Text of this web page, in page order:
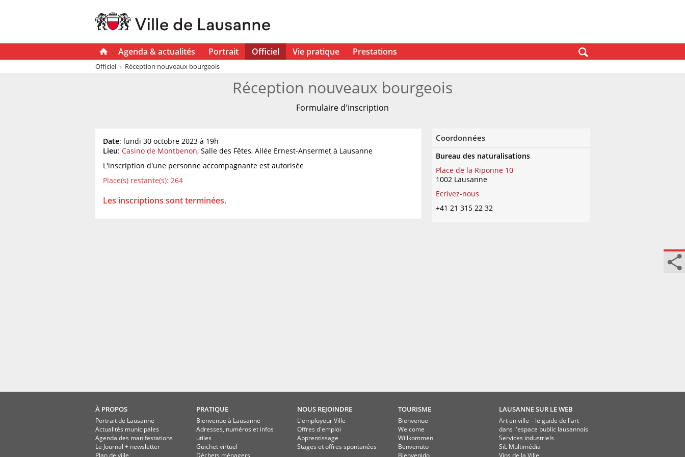
Agenda & actualités Portrait Officiel Vie pratique Prestations
Officiel Réception nouveaux bourgeois
Réception nouveaux bourgeois
Formulaire d'inscription
Date: lundi 30 octobre 2023 à 19h
Lieu: Casino de Montbenon, Salle des Fêtes, Allée Ernest-Ansermet à Lausanne
L'inscription d'une personne accompagnante est autorisée
Place(s) restante(s): 264
Les inscriptions sont terminées.
Coordonnées
Bureau des naturalisations
Place de la Riponne 10
1002 Lausanne
Ecrivez-nous
+41 21 315 22 32
À PROPOS
Portrait de Lausanne
Actualités municipales
Agenda des manifestations
Le Journal + newsletter
Plan de ville
PRATIQUE
Bienvenue à Lausanne
Adresses, numéros et infos
utiles
Guichet virtuel
Déchets ménagers
NOUS REJOINDRE
L'employeur Ville
Offres d'emploi
Apprentissage
Stages et offres spontanées
TOURISME
Bienvenue
Welcome
Willkommen
Benvenuto
Bienvenido
LAUSANNE SUR LE WEB
Art en ville – le guide de l'art
dans l'espace public lausannois
Services industriels
SiL Multimédia
Vins de la Ville